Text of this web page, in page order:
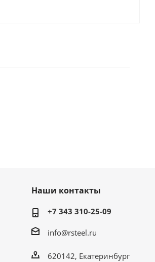
Наши контакты
+7 343 310-25-09
info@rsteel.ru
620142, Екатеринбург